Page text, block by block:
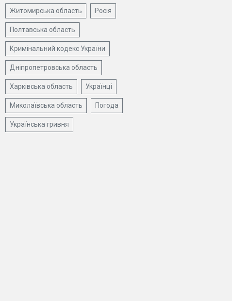
Житомирська область Росія
Полтавська область
Кримінальний кодекс України
Дніпропетровська область
Харківська область Українці
Миколаївська область Погода
Українська гривня